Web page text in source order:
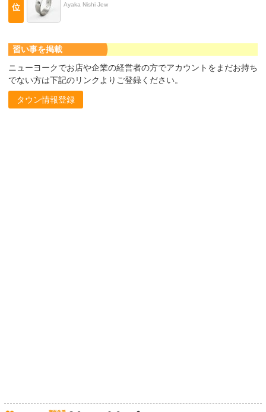
位
Ayaka Nishi Jew
習い事を掲載
ニューヨークでお店や企業の経営者の方でアカウントをまだお持ち
でない方は下記のリンクよりご登録ください。
タウン情報登録